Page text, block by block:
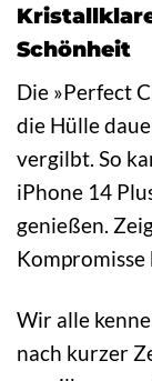
Schönheit
Die »Perfect
die Hülle
vergilbt. So
iPhone 14
genießen.
Kompromisse
Wir alle
nach kurzer